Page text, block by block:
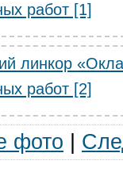
работ [1]
линкор
работ [2]
фото